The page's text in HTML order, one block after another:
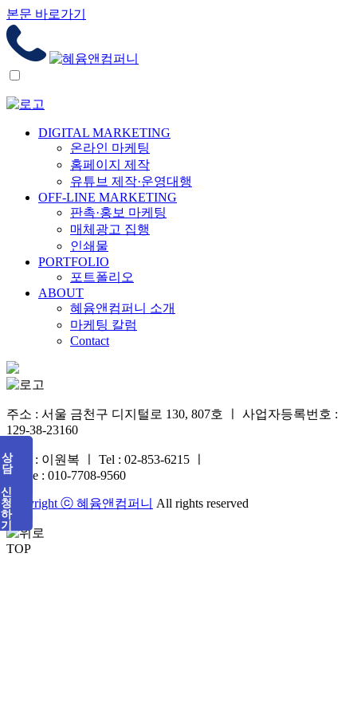
본문 바로가기
상담 신청하기
DIGITAL MARKETING
온라인 마케팅
홈페이지 제작
유튜브 제작·운영대행
OFF-LINE MARKETING
판촉·홍보 마케팅
매체광고 집행
인쇄물
PORTFOLIO
포트폴리오
ABOUT
혜윰앤컴퍼니 소개
마케팅 칼럼
Contact
주소 : 서울 금천구 디지털로 130, 807호
사업자등록번호 :
129-38-23160
대표 : 이원복 ㅣ Tel : 02-853-6215
Phone : 010-7708-9560
Copyright ⓒ 혜윰앤컴퍼니 All rights reserved
TOP